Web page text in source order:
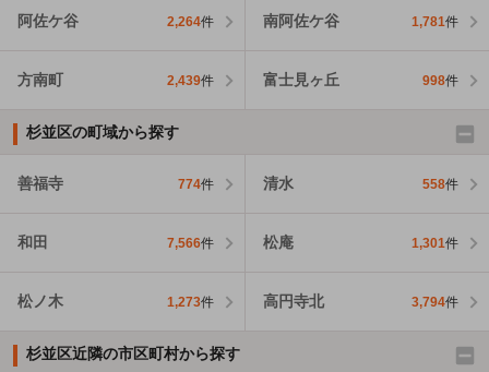
阿佐ケ谷 2,264件 南阿佐ケ谷 1,781件
方南町 2,439件 富士見ヶ丘 998件
杉並区の町域から探す
善福寺 774件 清水 558件
和田 7,566件 松庵 1,301件
松ノ木 1,273件 高円寺北 3,794件
杉並区近隣の市区町村から探す